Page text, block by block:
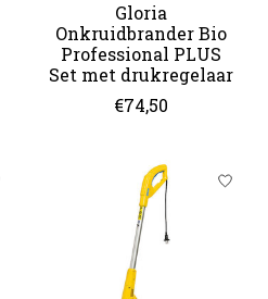
Gloria
Onkruidbrander Bio
Professional PLUS
Set met drukregelaar
€74,50